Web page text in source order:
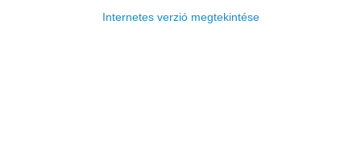
Internetes verzió megtekintése